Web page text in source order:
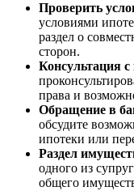
Проверить
условиями
раздел о
сторон.
Консультация
права и
Обращение в
обсудите
ипотеки или
Раздел
одного из
общего